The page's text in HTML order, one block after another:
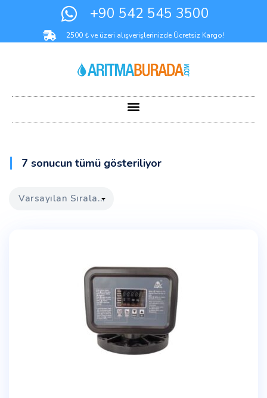
+90 542 545 3500
2500 ₺ ve üzeri alışverişlerinizde Ücretsiz Kargo!
7 sonucun tümü gösteriliyor